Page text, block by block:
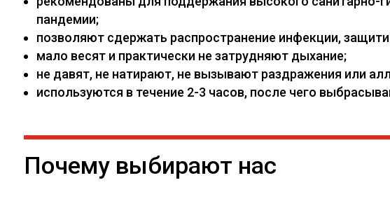
пандемии;
позволяют сдержать распространение инфекции,
мало весят и практически не затрудняют дыхание;
не давят, не натирают, не вызывают раздражения или
используются в течение 2-3 часов, после чего
Почему выбирают нас